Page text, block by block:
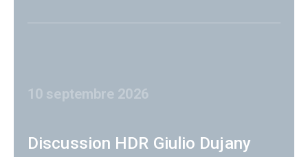
10 septembre 2026
Discussion HDR Giulio Dujany